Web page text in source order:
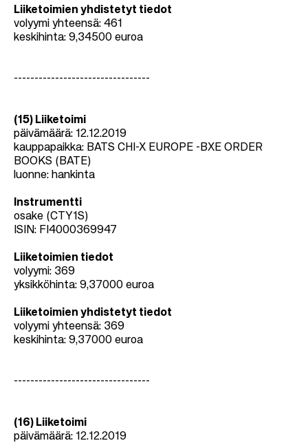
Liiketoimien yhdistetyt tiedot
volyymi yhteensä: 461
keskihinta: 9,34500 euroa
---------------------------------
(15) Liiketoimi
päivämäärä: 12.12.2019
kauppapaikka: BATS CHI-X EUROPE -BXE ORDER
BOOKS (BATE)
luonne: hankinta
Instrumentti
osake (CTY1S)
ISIN: FI4000369947
Liiketoimien tiedot
volyymi: 369
yksikköhinta: 9,37000 euroa
Liiketoimien yhdistetyt tiedot
volyymi yhteensä: 369
keskihinta: 9,37000 euroa
---------------------------------
(16) Liiketoimi
päivämäärä: 12.12.2019